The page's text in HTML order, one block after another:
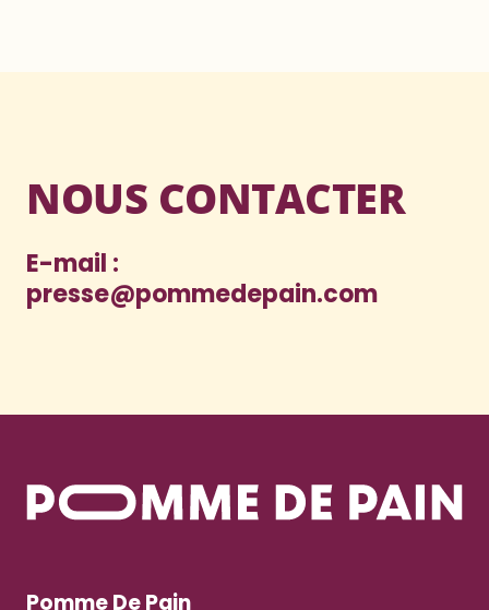
NOUS CONTACTER
E-mail :
presse@pommedepain.com
Pomme De Pain